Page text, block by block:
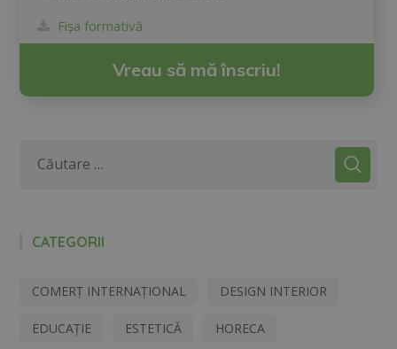
Fișa formativă
Vreau să mă înscriu!
CATEGORII
COMERȚ INTERNAȚIONAL DESIGN INTERIOR
EDUCAȚIE ESTETICĂ HORECA